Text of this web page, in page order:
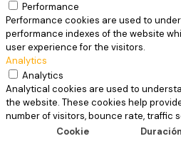
Performance
Performance cookies are used to
performance indexes of the website
user experience for the visitors.
Analytics
Analytics
Analytical cookies are used to
the website. These cookies help
number of visitors, bounce rate, traffic
Cookie
Duración